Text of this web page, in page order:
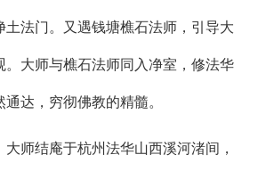
土法门。又遇钱塘樵石法师，引导大
。大师与樵石法师同入净室，修法华
达，穷彻佛教的精髓。
师结庵于杭州法华山西溪河渚间，